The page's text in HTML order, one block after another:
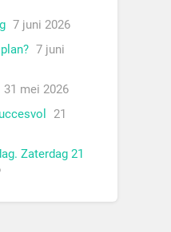
7 juni 2026
7 juni
31 mei 2026
21
Zaterdag 21